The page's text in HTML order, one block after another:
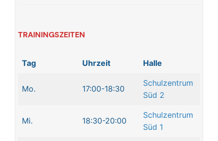
TRAININGSZEITEN
Tag Uhrzeit Halle
Mo. 17:00-18:30
Schulzentrum
Süd 2
Mi. 18:30-20:00
Schulzentrum
Süd 1